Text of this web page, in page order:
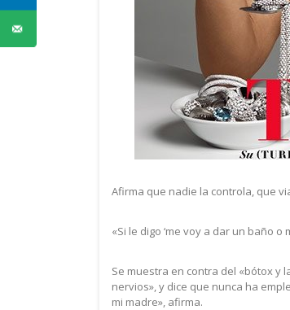
Afirma que nadie la controla, que
«Si le digo ‘me voy a dar un baño
Se muestra en contra del «bótox y
nervios», y dice que nunca ha
mi madre», afirma.